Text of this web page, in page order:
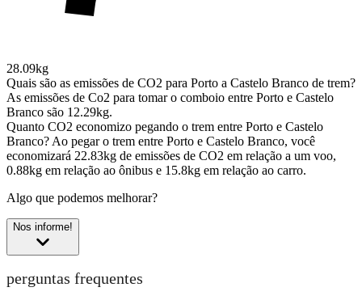
28.09kg
Quais são as emissões de CO2 para Porto a Castelo Branco de trem?
As emissões de Co2 para tomar o comboio entre Porto e Castelo
Branco são 12.29kg.
Quanto CO2 economizo pegando o trem entre Porto e Castelo
Branco? Ao pegar o trem entre Porto e Castelo Branco, você
economizará 22.83kg de emissões de CO2 em relação a um voo,
0.88kg em relação ao ônibus e 15.8kg em relação ao carro.
Algo que podemos melhorar?
Nos informe!
perguntas frequentes